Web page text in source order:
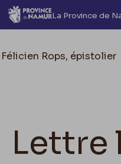
La Province de
Félicien Rops, épistolier
Lettre